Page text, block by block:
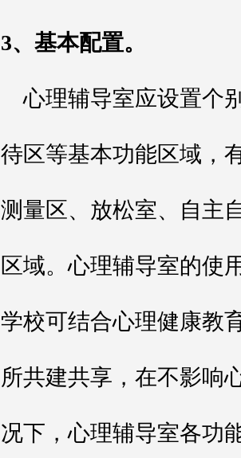
3、基本配置。
心理辅导室应设置个
待区等基本功能区域，
测量区、放松室、自主
区域。心理辅导室的使
学校可结合心理健康教
所共建共享，在不影响
况下，心理辅导室各功